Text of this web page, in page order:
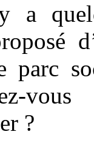
a
parc
?